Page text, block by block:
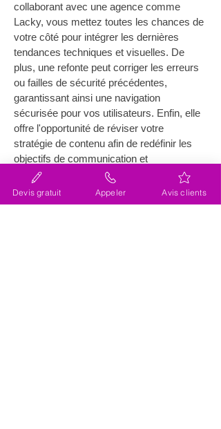
collaborant avec une agence comme
Lacky, vous mettez toutes les chances de
votre côté pour intégrer les dernières
tendances techniques et visuelles. De
plus, une refonte peut corriger les erreurs
ou failles de sécurité précédentes,
garantissant ainsi une navigation
sécurisée pour vos utilisateurs. Enfin, elle
offre l'opportunité de réviser votre
stratégie de contenu afin de redéfinir les
objectifs de communication et
d'engagement.
Comment optimiser le
Devis gratuit Appeler Avis clients